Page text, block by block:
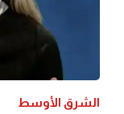
الشرق الأوسط